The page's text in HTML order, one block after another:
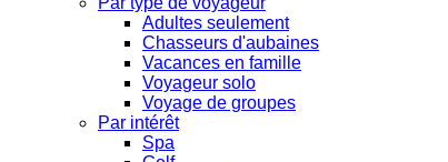
Adultes seulement
Chasseurs d'aubaines
Vacances en famille
Voyageur solo
Voyage de groupes
Par intérêt
Spa